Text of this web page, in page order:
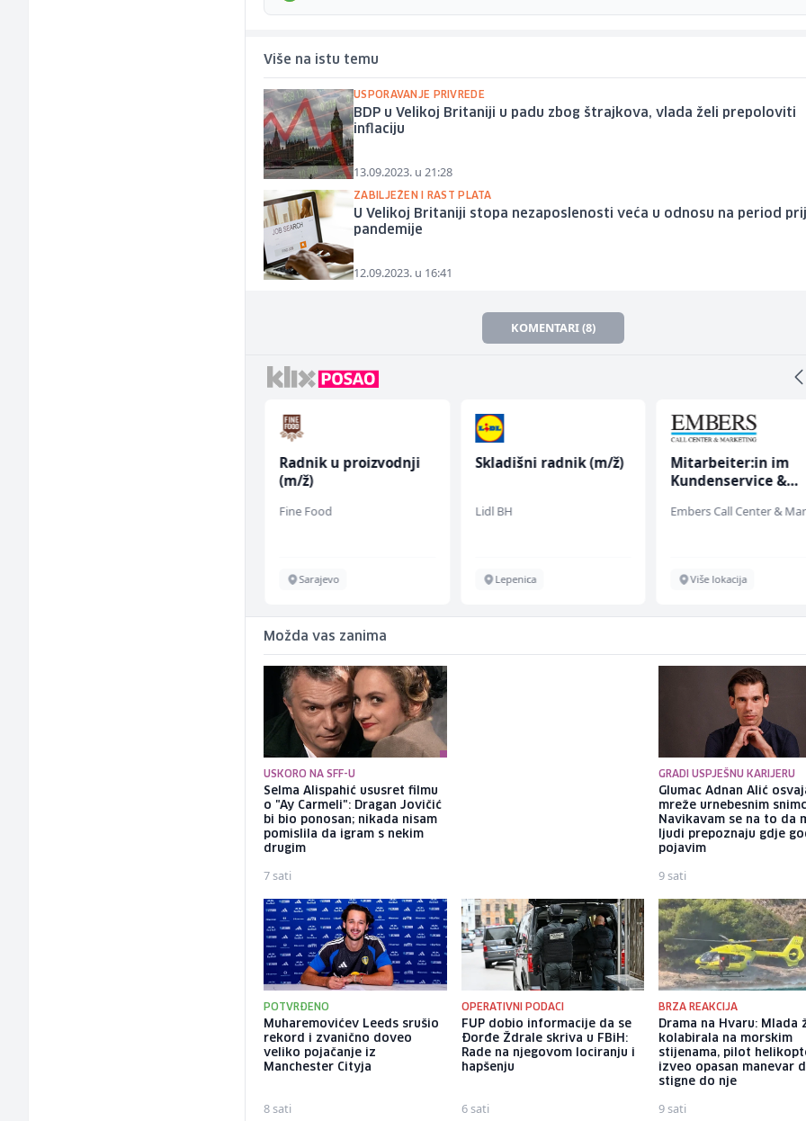
Više na istu temu
USPORAVANJE PRIVREDE
BDP u Velikoj Britaniji u padu zbog štrajkova, vlada želi prepoloviti
inflaciju
13.09.2023. u 21:28
ZABILJEŽEN I RAST PLATA
U Velikoj Britaniji stopa nezaposlenosti veća u odnosu na period
pandemije
12.09.2023. u 16:41
KOMENTARI (8)
Radnik u proizvodnji
(m/ž)
Fine Food
Sarajevo
Skladišni radnik (m/ž)
Lidl BH
Lepenica
Mitarbeiter:in im
Kundenservice &
Više lokacija
Možda vas zanima
USKORO NA SFF-U
Selma Alispahić ususret filmu
o "Ay Carmeli": Dragan Jovičić
bi bio ponosan; nikada nisam
pomislila da igram s nekim
drugim
7 sati
GRADI USPJEŠNU KARIJERU
Glumac Adnan Alić
mreže urnebesnim
Navikavam se na to da
ljudi prepoznaju gdje
pojavim
9 sati
POTVRĐENO
Muharemovićev Leeds srušio
rekord i zvanično doveo
veliko pojačanje iz
Manchester Cityja
8 sati
OPERATIVNI PODACI
FUP dobio informacije da se
Đorđe Ždrale skriva u FBiH:
Rade na njegovom lociranju i
hapšenju
6 sati
BRZA REAKCIJA
Drama na Hvaru: Mlada
kolabirala na morskim
stijenama, pilot
izveo opasan manevar
stigne do nje
9 sati